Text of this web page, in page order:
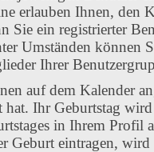
erlauben Ihnen, den
Sie ein registrierter
Umständen können
Ihrer
auf dem Kalender
Ihr Geburtstag
in Ihrem Profil
Geburt eintragen,